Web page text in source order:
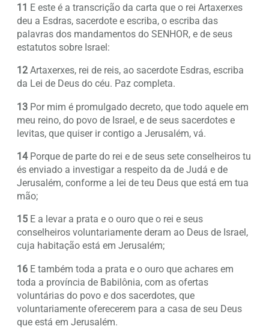
11 E este é a transcrição da carta que o rei Artaxerxes
deu a Esdras, sacerdote e escriba, o escriba das
palavras dos mandamentos do SENHOR, e de seus
estatutos sobre Israel:
12 Artaxerxes, rei de reis, ao sacerdote Esdras, escriba
da Lei de Deus do céu. Paz completa.
13 Por mim é promulgado decreto, que todo aquele em
meu reino, do povo de Israel, e de seus sacerdotes e
levitas, que quiser ir contigo a Jerusalém, vá.
14Porque de parte do rei e de seus sete conselheiros tu
és enviado a investigar a respeito da de Judá e de
Jerusalém, conforme a lei de teu Deus que está em tua
mão;
15 E a levar a prata e o ouro que o rei e seus
conselheiros voluntariamente deram ao Deus de Israel,
cuja habitação está em Jerusalém;
16 E também toda a prata e o ouro que achares em
toda a província de Babilônia, com as ofertas
voluntárias do povo e dos sacerdotes, que
voluntariamente oferecerem para a casa de seu Deus
que está em Jerusalém.